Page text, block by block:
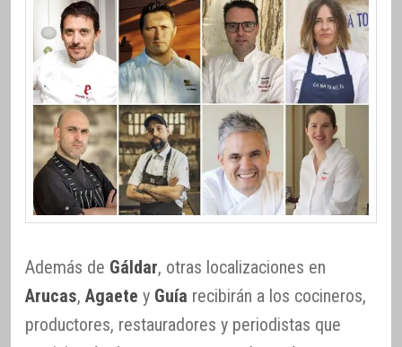
Además de Gáldar, otras localizaciones en
Arucas, Agaete y Guía recibirán a los cocineros,
productores, restauradores y periodistas que